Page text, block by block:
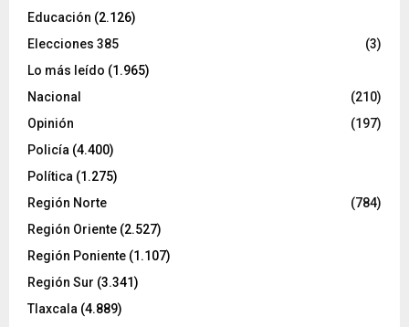
Educación (2.126)
Elecciones 385
(3)
Lo más leído (1.965)
Nacional
(210)
Opinión
(197)
Policía (4.400)
Política (1.275)
Región Norte
(784)
Región Oriente (2.527)
Región Poniente (1.107)
Región Sur (3.341)
Tlaxcala (4.889)